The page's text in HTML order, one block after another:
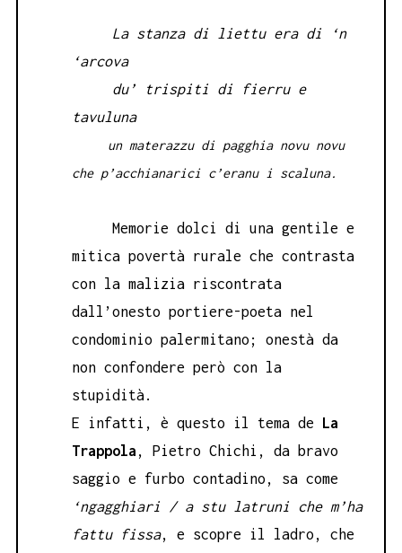
La stanza di liettu era di ‘n
‘arcova
du’ trispiti di fierru e
tavuluna
un materazzu di pagghia novu novu
che p’acchianarici c’eranu i scaluna.
Memorie dolci di una gentile e
mitica povertà rurale che contrasta
con la malizia riscontrata
dall’onesto portiere-poeta nel
condominio palermitano; onestà da
non confondere però con la
stupidità.
E infatti, è questo il tema de
La
Trappola , Pietro Chichi, da bravo
saggio e furbo contadino, sa come
‘ngagghiari / a stu latruni che m’ha
fattu fissa, e scopre il ladro, che